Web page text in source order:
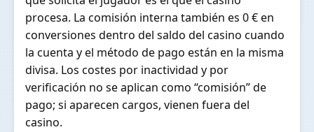
procesa. La comisión interna también es 0 € en
conversiones dentro del saldo del casino cuando
la cuenta y el método de pago están en la misma
divisa. Los costes por inactividad y por
verificación no se aplican como “comisión” de
pago; si aparecen cargos, vienen fuera del
casino.